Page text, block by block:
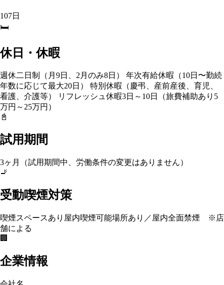
107日
🛏️
休日・休暇
週休二日制（⽉9日、2月のみ8⽇） 年次有給休暇（10日〜勤続
年数に応じて最大20日） 特別休暇（慶弔、産前産後、育児、
看護、介護等） リフレッシュ休暇3日～10日（旅費補助あり5
万円～25万円）
📓
試用期間
3ヶ月（試用期間中、労働条件の変更はありません）
🚬
受動喫煙対策
喫煙スペースあり 屋内喫煙可能場所あり／屋内全面禁煙 ※店
舗による
🏢
企業情報